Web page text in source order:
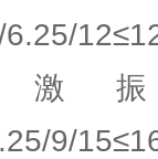
振
9/